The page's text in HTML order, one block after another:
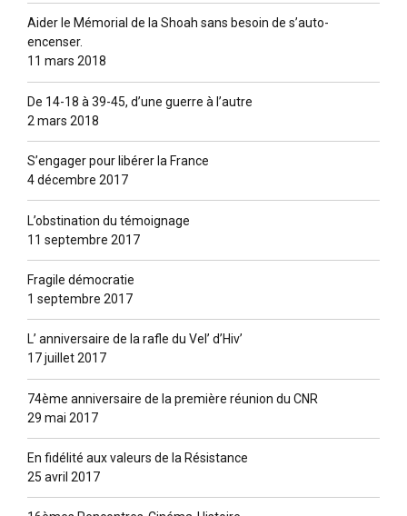
Aider le Mémorial de la Shoah sans besoin de s’auto-
encenser.
11 mars 2018
De 14-18 à 39-45, d’une guerre à l’autre
2 mars 2018
S’engager pour libérer la France
4 décembre 2017
L’obstination du témoignage
11 septembre 2017
Fragile démocratie
1 septembre 2017
L’ anniversaire de la rafle du Vel’ d’Hiv’
17 juillet 2017
74ème anniversaire de la première réunion du CNR
29 mai 2017
En fidélité aux valeurs de la Résistance
25 avril 2017